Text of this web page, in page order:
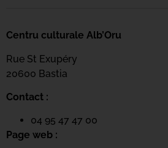
Centru culturale Alb’Oru
Rue St Exupéry
20600 Bastia
Contact :
04 95 47 47 00
Page web :